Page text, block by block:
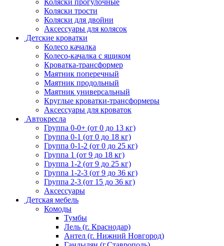
Коляски прогулочные
Коляски трости
Коляски для двойни
Аксессуары для колясок
Детские кроватки
Колесо качалка
Колесо-качалка с ящиком
Кроватка-трансформер
Маятник поперечный
Маятник продольный
Маятник универсальный
Круглые кроватки-трансформеры
Аксессуары для кроваток
Автокресла
Группа 0-0+ (от 0 до 13 кг)
Группа 0-1 (от 0 до 18 кг)
Группа 0-1-2 (от 0 до 25 кг)
Группа 1 (от 9 до 18 кг)
Группа 1-2 (от 9 до 25 кг)
Группа 1-2-3 (от 9 до 36 кг)
Группа 2-3 (от 15 до 36 кг)
Аксессуары
Детская мебель
Комоды
Тумбы
Лель (г. Краснодар)
Антел (г. Нижний Новгород)